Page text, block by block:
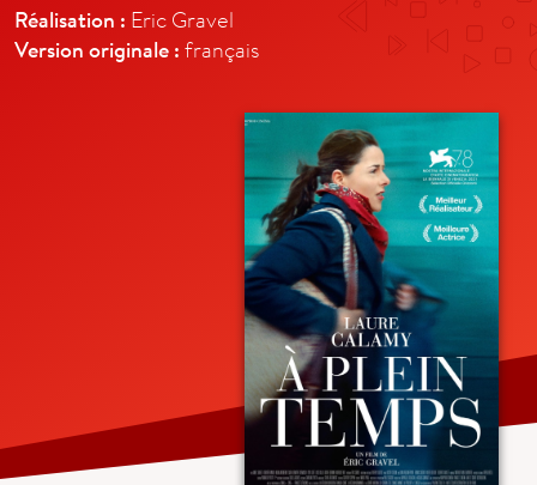
Réalisation : Eric Gravel
Version originale : français